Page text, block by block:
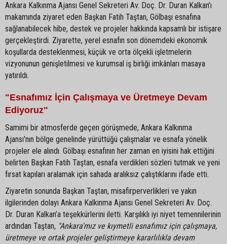
Ankara Kalkınma Ajansı Genel Sekreteri Av. Doç. Dr. Duran Kalkan’ı
makamında ziyaret eden Başkan Fatih Taştan, Gölbaşı esnafına
sağlanabilecek hibe, destek ve projeler hakkında kapsamlı bir istişare
gerçekleştirdi. Ziyarette, yerel esnafın son dönemdeki ekonomik
koşullarda desteklenmesi, küçük ve orta ölçekli işletmelerin
vizyonunun genişletilmesi ve kurumsal iş birliği imkânları masaya
yatırıldı.
"Esnafımız İçin Çalışmaya ve Üretmeye Devam
Ediyoruz"
Samimi bir atmosferde geçen görüşmede, Ankara Kalkınma
Ajansı'nın bölge genelinde yürüttüğü çalışmalar ve esnafa yönelik
projeler ele alındı. Gölbaşı esnafının her zaman en iyisini hak ettiğini
belirten Başkan Fatih Taştan, esnafa verdikleri sözleri tutmak ve yeni
fırsat kapıları aralamak için sahada aralıksız çalıştıklarını ifade etti.
Ziyaretin sonunda Başkan Taştan, misafirperverlikleri ve yakın
ilgilerinden dolayı Ankara Kalkınma Ajansı Genel Sekreteri Av. Doç.
Dr. Duran Kalkan’a teşekkürlerini iletti. Karşılıklı iyi niyet temennilerinin
ardından Taştan, "Ankara'mız ve kıymetli esnafımız için çalışmaya,
üretmeye ve ortak projeler geliştirmeye kararlılıkla devam